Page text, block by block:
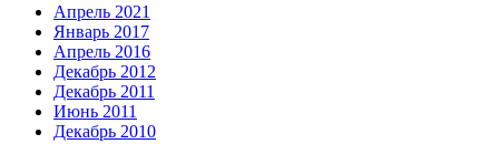
Апрель 2021
Январь 2017
Апрель 2016
Декабрь 2012
Декабрь 2011
Июнь 2011
Декабрь 2010